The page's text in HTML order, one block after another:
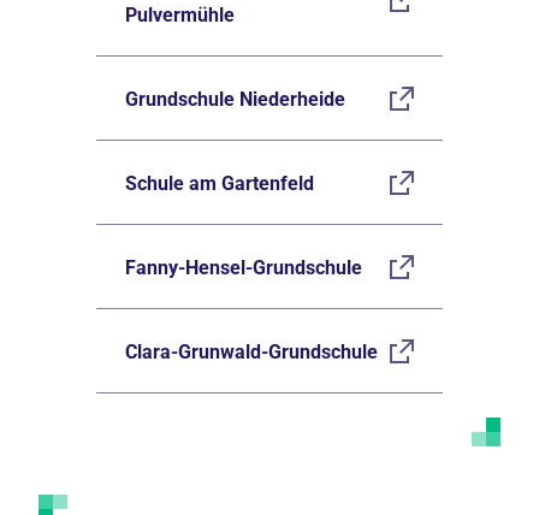
Pulvermühle
Grundschule Niederheide
Schule am Gartenfeld
Fanny-Hensel-Grundschule
Clara-Grunwald-Grundschule